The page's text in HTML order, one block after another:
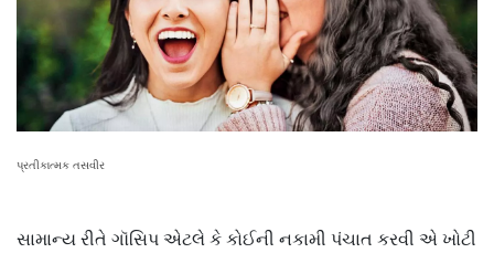
પ્રતીકાત્મક તસવીર
સામાન્ય રીતે ગૉસિપ એટલે કે કોઈની નકામી પંચાત કરવી એ ખોટી